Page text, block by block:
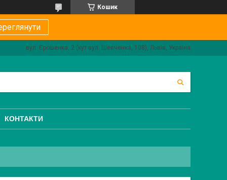
Кошик
вул. Єрошенка, 2 (кут вул. Шевченка, 108), Львів, Україна
КОНТАКТИ